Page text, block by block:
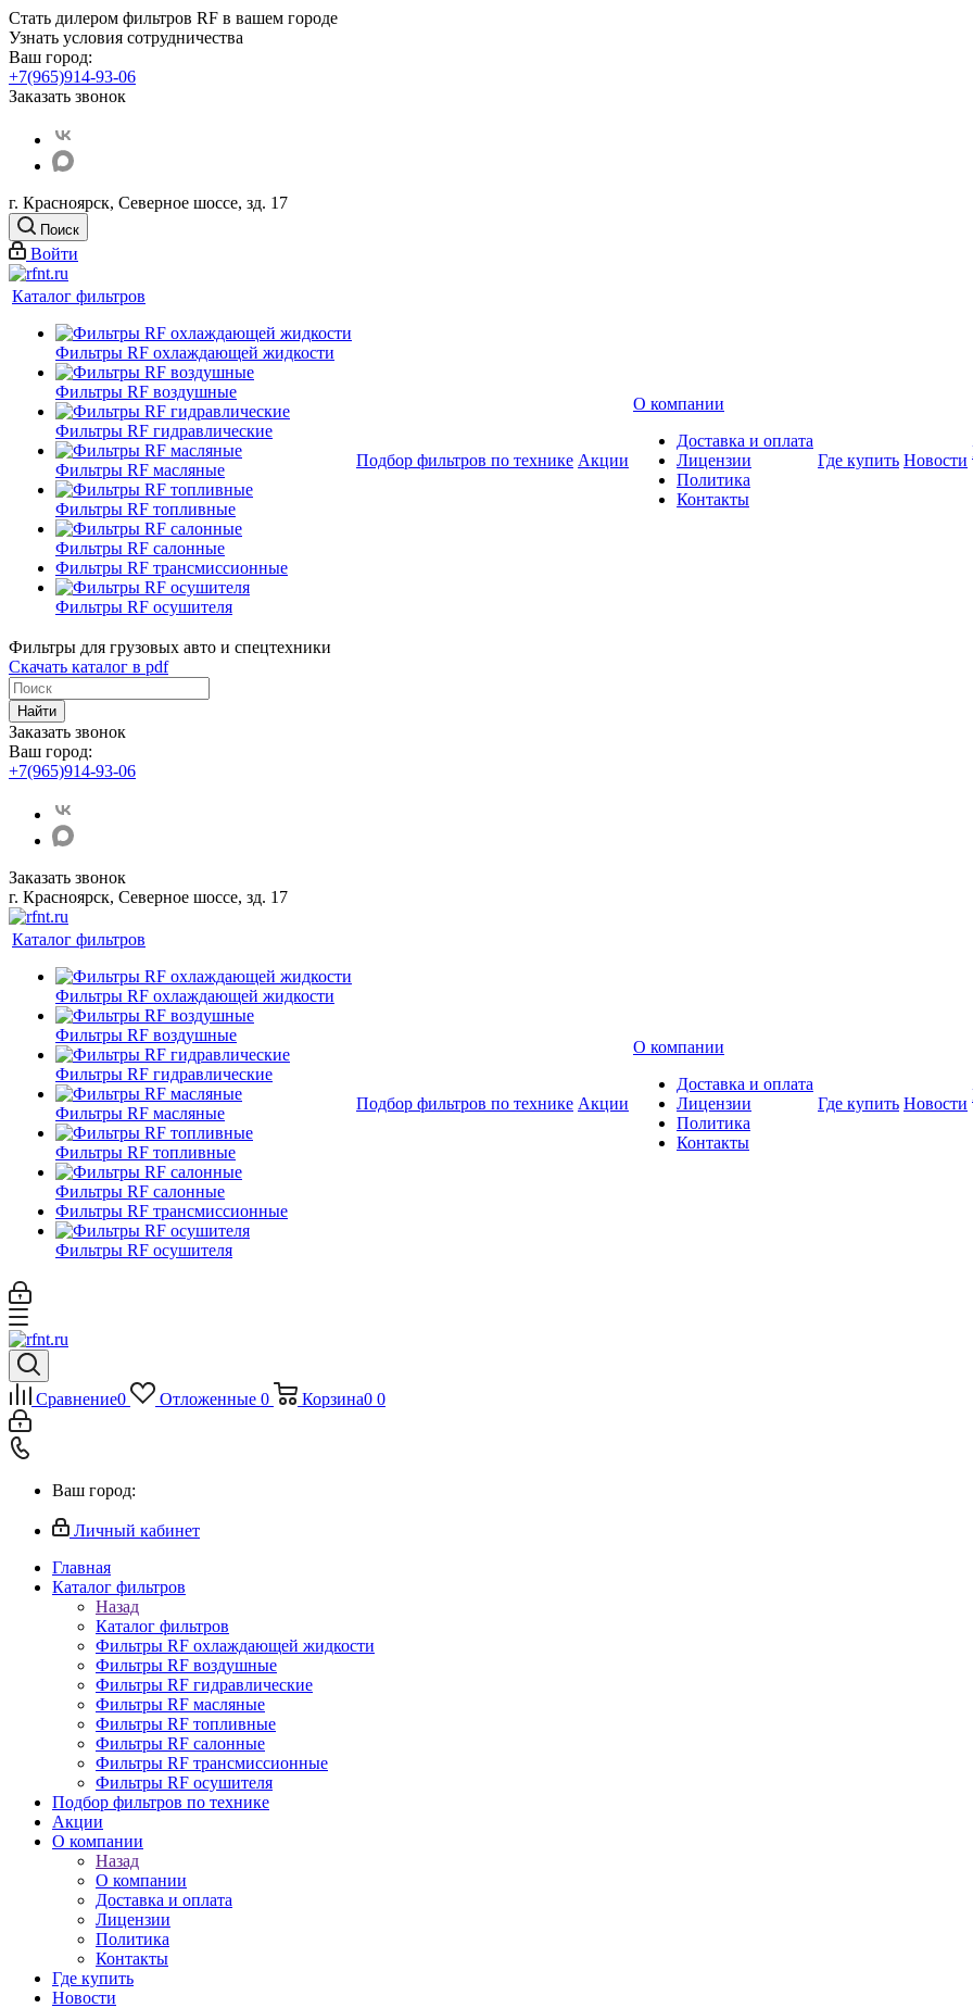
Стать дилером фильтров RF в вашем городе
Узнать условия сотрудничества
Ваш город:
+7(965)914-93-06
Заказать звонок
г. Красноярск, Северное шоссе, зд. 17
Поиск
Войти
Каталог фильтров
Фильтры RF охлаждающей жидкости
Фильтры RF воздушные
Фильтры RF гидравлические
Фильтры RF масляные
Фильтры RF топливные
Фильтры RF салонные
Фильтры RF трансмиссионные
Фильтры RF осушителя
Подбор фильтров по технике Акции
О компании
Доставка и оплата
Лицензии
Политика
Контакты
Где купить Новости
Фильтры для грузовых авто и спецтехники
Скачать каталог в pdf
Найти
Заказать звонок
Ваш город:
+7(965)914-93-06
Заказать звонок
г. Красноярск, Северное шоссе, зд. 17
Каталог фильтров
Фильтры RF охлаждающей жидкости
Фильтры RF воздушные
Фильтры RF гидравлические
Фильтры RF масляные
Фильтры RF топливные
Фильтры RF салонные
Фильтры RF трансмиссионные
Фильтры RF осушителя
Подбор фильтров по технике Акции
О компании
Доставка и оплата
Лицензии
Политика
Контакты
Где купить Новости
Сравнение0 Отложенные 0 Корзина0 0
Ваш город:
Личный кабинет
Главная
Каталог фильтров
Назад
Каталог фильтров
Фильтры RF охлаждающей жидкости
Фильтры RF воздушные
Фильтры RF гидравлические
Фильтры RF масляные
Фильтры RF топливные
Фильтры RF салонные
Фильтры RF трансмиссионные
Фильтры RF осушителя
Подбор фильтров по технике
Акции
О компании
Назад
О компании
Доставка и оплата
Лицензии
Политика
Контакты
Где купить
Новости